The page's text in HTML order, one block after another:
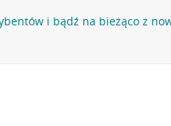
i bądź na bieżąco z